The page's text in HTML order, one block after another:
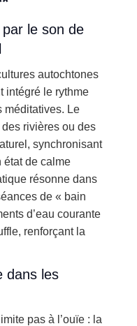
le son de
autochtones
intégré le rythme
méditatives. Le
rivières ou des
synchronisant
état de calme
résonne dans
de « bain
d’eau courante
renforçant la
dans les
pas à l’ouïe : la